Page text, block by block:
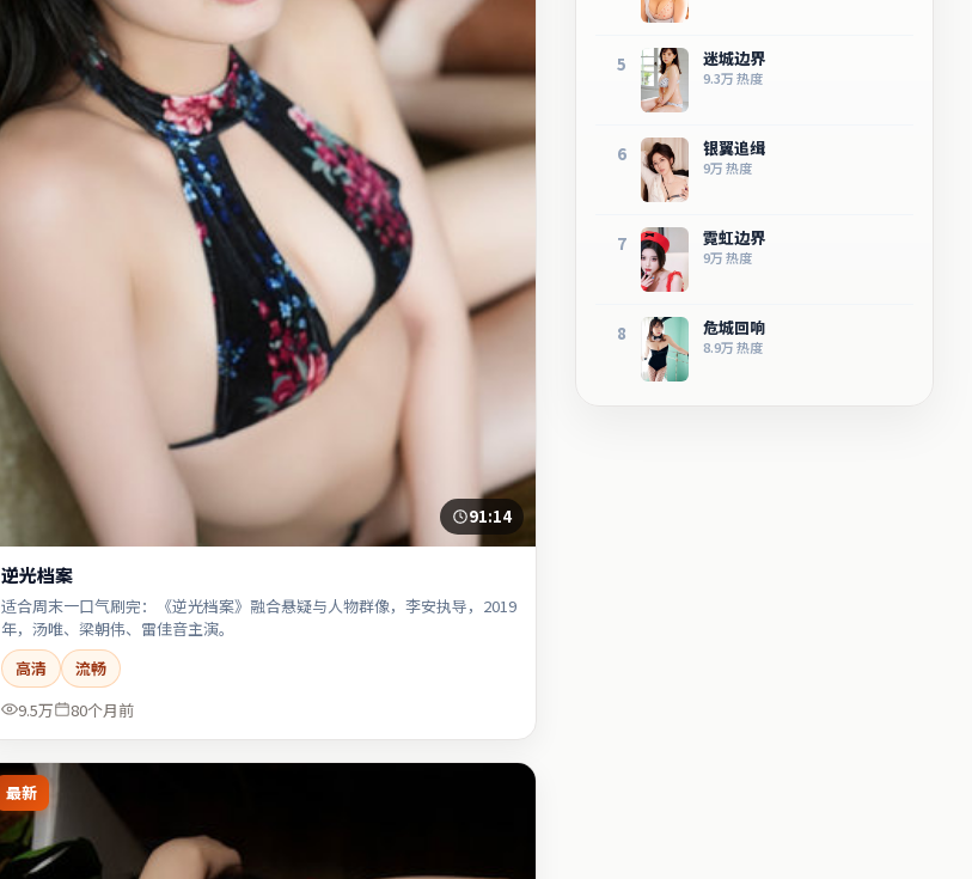
91:14
逆光档案
适合周末一口气刷完：《逆光档案》融合悬疑与人物群像，李安执导，2019
年，汤唯、梁朝伟、雷佳音主演。
高清
流畅
9.5万
80个月前
最新
5 迷城边界
9.3万热度
6 银翼追缉
9万热度
7 霓虹边界
9万热度
8 危城回响
8.9万热度